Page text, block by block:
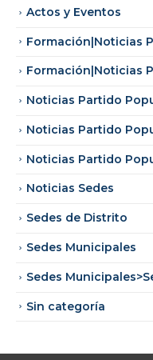
Actos y Eventos
Formación|Noticias
Formación|Noticias
Noticias Partido
Noticias Partido
Noticias Partido
Noticias Sedes
Sedes de Distrito
Sedes Municipales
Sedes
Sin categoría